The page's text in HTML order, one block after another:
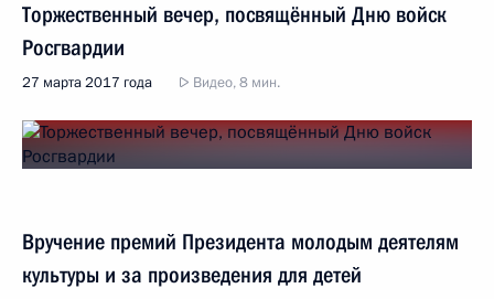
Торжественный вечер, посвящённый Дню войск
Росгвардии
27 марта 2017 года Видео, 8 мин.
Вручение премий Президента молодым деятелям
культуры и за произведения для детей